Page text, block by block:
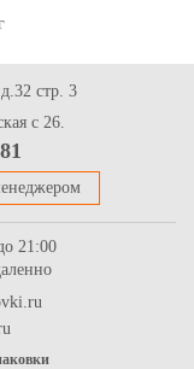
стр. 3
с 26.
21:00